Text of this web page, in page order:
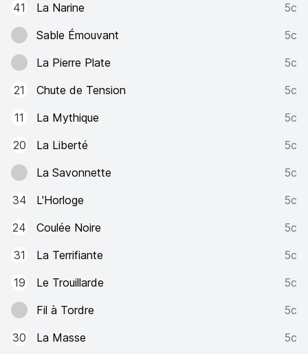
41
La Narine
5c
Sable Émouvant
5c
La Pierre Plate
5c
21
Chute de Tension
5c
11
La Mythique
5c
20
La Liberté
5c
La Savonnette
5c
34
L'Horloge
5c
24
Coulée Noire
5c
31
La Terrifiante
5c
19
Le Trouillarde
5c
Fil à Tordre
5c
30
La Masse 5c